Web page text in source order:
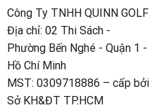
Công Ty TNHH QUINN GOLF
Địa chỉ: 02 Thi Sách -
Phường Bến Nghé - Quận 1 -
Hồ Chí Minh
MST: 0309718886 – cấp bởi
Sở KH&ĐT TP.HCM